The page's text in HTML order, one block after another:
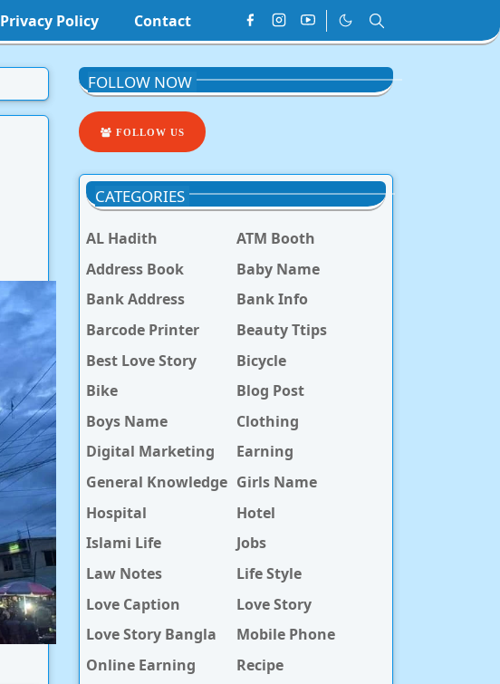
Privacy Policy Contact
FOLLOW NOW
FOLLOW US
CATEGORIES
AL Hadith
ATM Booth
Address Book
Baby Name
Bank Address
Bank Info
Barcode Printer
Beauty Ttips
Best Love Story
Bicycle
Bike
Blog Post
Boys Name
Clothing
Digital Marketing
Earning
General Knowledge Girls Name
Hospital
Hotel
Islami Life
Jobs
Law Notes
Life Style
Love Caption
Love Story
Love Story Bangla
Mobile Phone
Online Earning
Recipe